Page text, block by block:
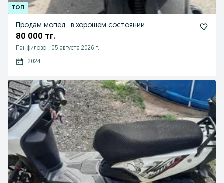
Продам мопед , в хорошем состоянии
80 000 тг.
Панфилово - 05 августа 2026 г.
2024